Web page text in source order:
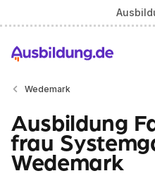
Wedemark
Ausbildung
frau
Wedemark